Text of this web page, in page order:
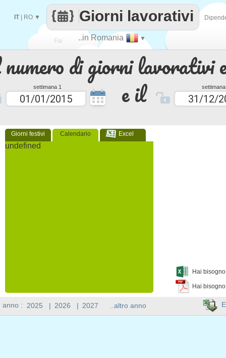
di giorni lavorativi
settimana 1 e il
Giorni festivi Calendario Excel
undefined
Hai
Hai
Fai
contare
..in Romania ▼
Giorni lavorativi
IT| RO ▼
anno : 2025 | 2026 | 2027 ..altro anno